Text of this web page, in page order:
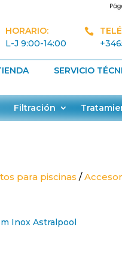
HORARIO:
L-J 9:00-14:00

SERVICIO
Filtración
para piscinas /